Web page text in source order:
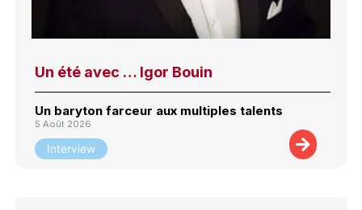
Un été avec … Igor Bouin
Un baryton farceur aux multiples talents
5 Août 2026
Interview